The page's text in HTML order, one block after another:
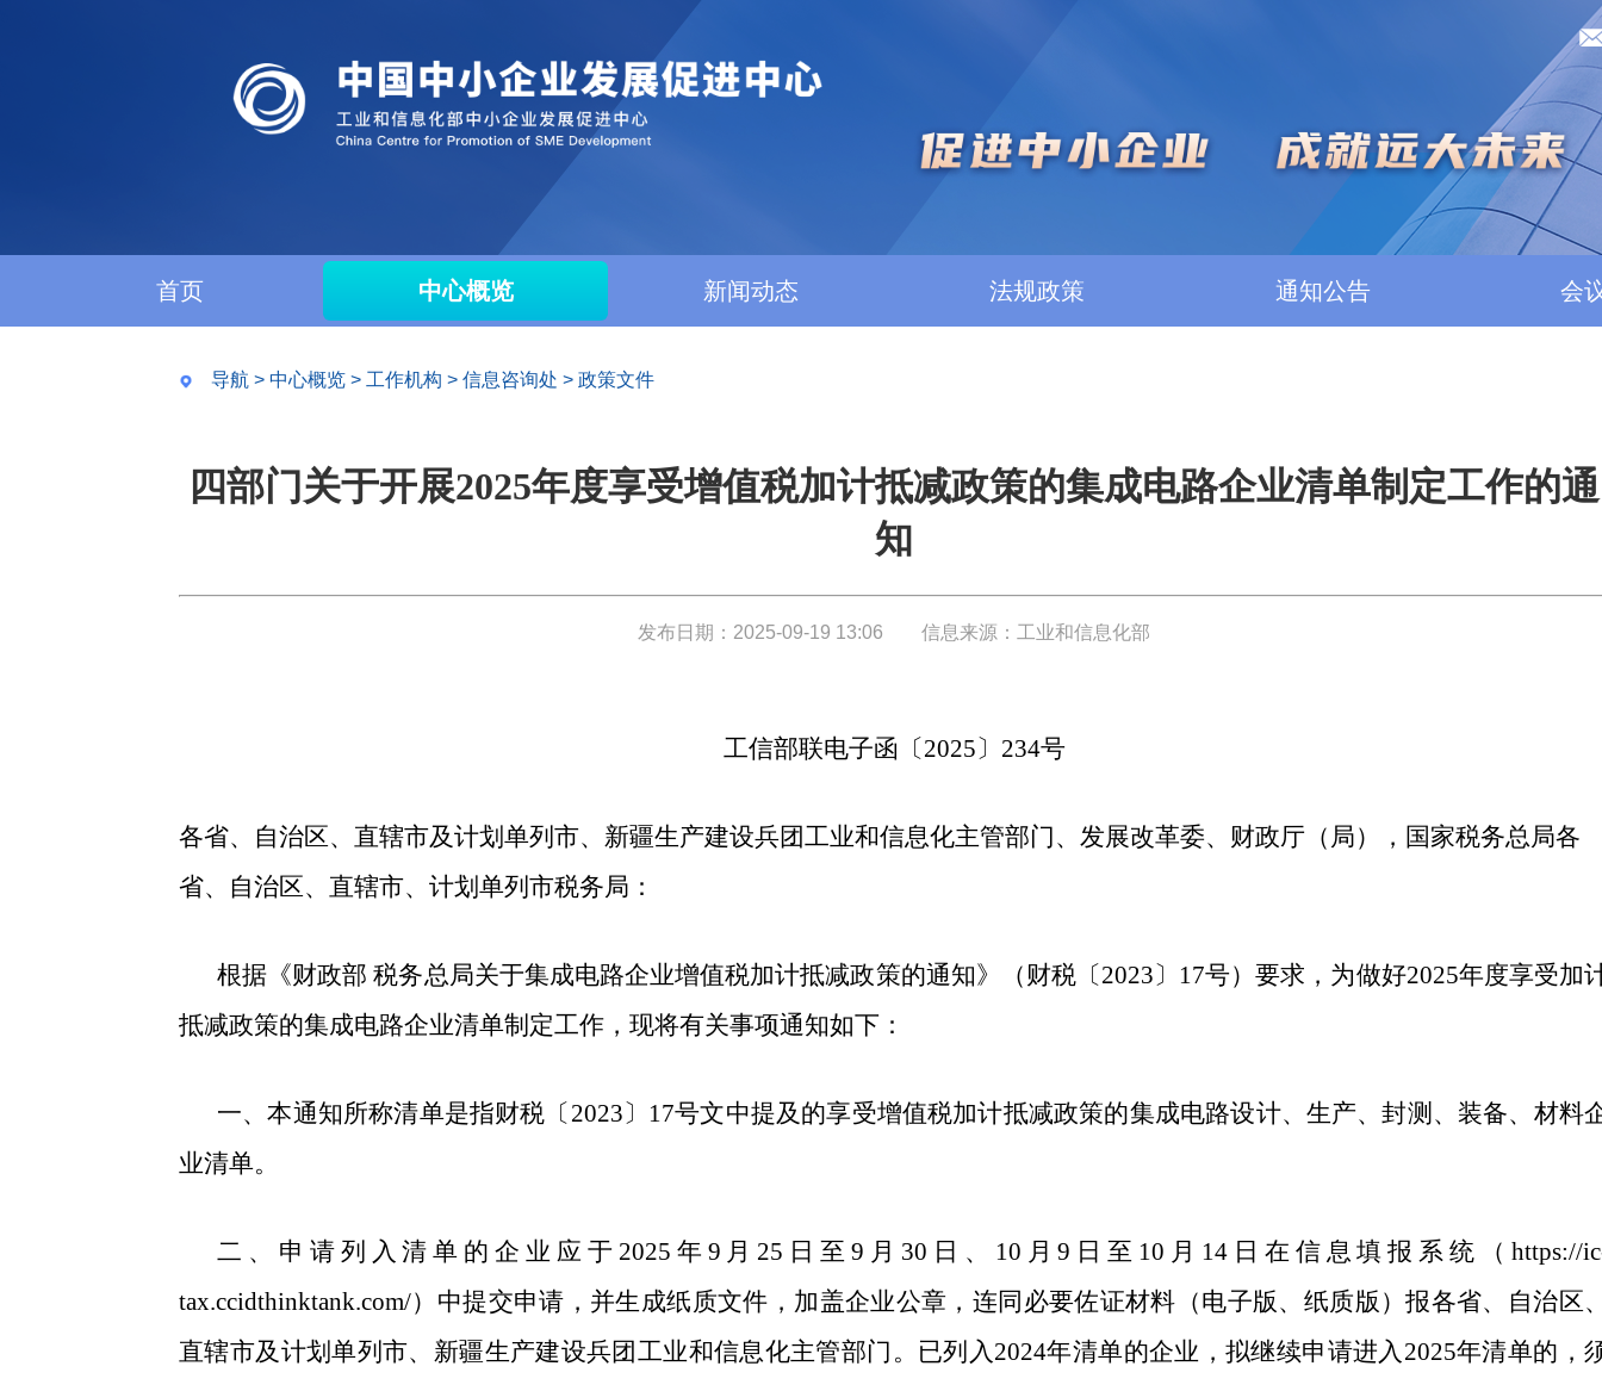
首页 中心概览 新闻动态 法规政策 通知公告 会
导航 > 中心概览 > 工作机构 > 信息咨询处 > 政策文件
四部门关于开展2025年度享受增值税加计抵减政策的集成电路企业清单制定工作的通
知
发布日期：2025-09-19 13:06 信息来源：工业和信息化部
工信部联电子函〔2025〕234号
各省、自治区、直辖市及计划单列市、新疆生产建设兵团工业和信息化主管部门、发展改革委、财政厅（局），国家税务总局各
省、自治区、直辖市、计划单列市税务局：
根据《财政部 税务总局关于集成电路企业增值税加计抵减政策的通知》（财税〔2023〕17号）要求，为做好2025年度享受加
抵减政策的集成电路企业清单制定工作，现将有关事项通知如下：
一、本通知所称清单是指财税〔2023〕17号文中提及的享受增值税加计抵减政策的集成电路设计、生产、封测、装备、材料
业清单。
二、申请列入清单的企业应于2025年9月25日至9月30日、10月9日至10月14日在信息填报系统（https://
tax.ccidthinktank.com/）中提交申请，并生成纸质文件，加盖企业公章，连同必要佐证材料（电子版、纸质版）报各省、自治区
直辖市及计划单列市、新疆生产建设兵团工业和信息化主管部门。已列入2024年清单的企业，拟继续申请进入2025年清单的，